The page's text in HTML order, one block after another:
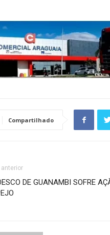
Compartilhado
anterior
DE GUANAMBI SOFRE